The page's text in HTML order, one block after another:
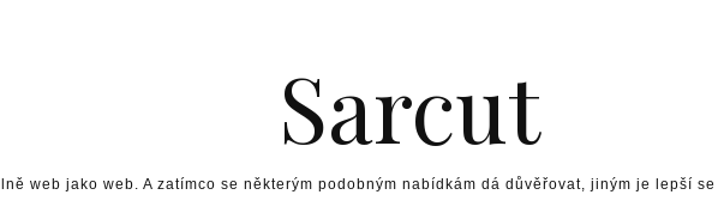
Sarcut
web jako web. A zatímco se některým podobným nabídkám dá důvěřovat, jiným je lepší